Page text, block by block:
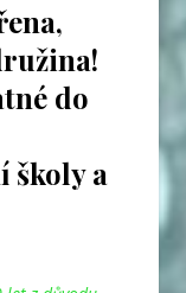
do
školya